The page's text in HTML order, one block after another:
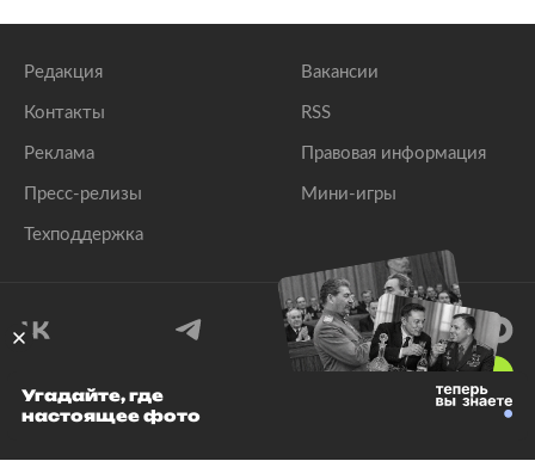
Редакция
Контакты
Реклама
Пресс-релизы
Техподдержка
Вакансии
RSS
Правовая информация
Мини-игры
© 1999–2026 Все права защищены.
Угадайте, где
настоящее фото